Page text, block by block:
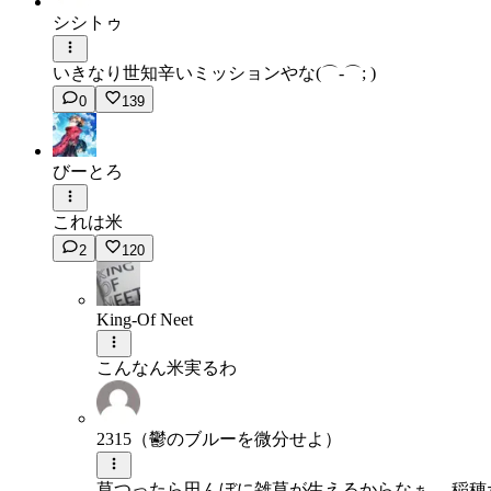
シシトゥ
いきなり世知辛いミッションやな(⌒-⌒; )
0 139
びーとろ
これは米
2 120
King-Of Neet
こんなん米実るわ
2315（鬱のブルーを微分せよ）